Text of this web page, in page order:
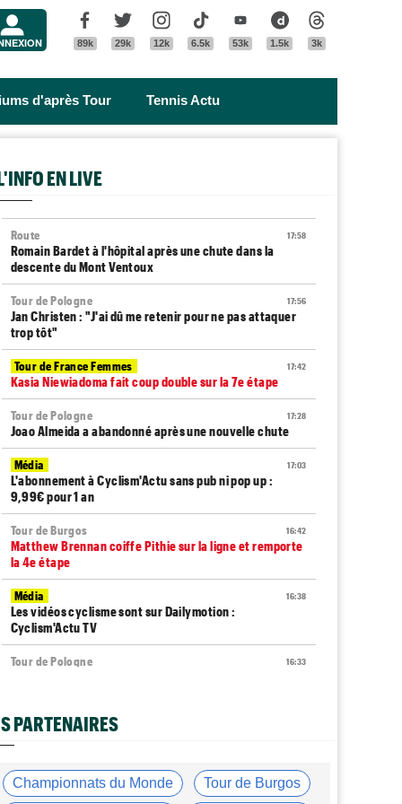
Facebook
89k
Twitter
29k
Instagram
12k
Tik Tok
6.5k
Youtube
53k
Dailymotion
1.5k 3k
d'après Tour Tennis Actu
EN LIVE
17:58
Route
Romain Bardet à l'hôpital après une chute dans la
descente du Mont Ventoux
17:56
Tour de Pologne
Jan Christen : "J'ai dû me retenir pour ne pas attaquer
trop tôt"
17:42
Tour de France Femmes
Kasia Niewiadoma fait coup double sur la 7e étape
17:28
Tour de Pologne
Joao Almeida a abandonné après une nouvelle chute
17:03
Média
L'abonnement à Cyclism'Actu sans pub ni pop up :
9,99€ pour 1 an
16:42
Tour de Burgos
Matthew Brennan coiffe Pithie sur la ligne et remporte
la 4e étape
16:38
Média
Les vidéos cyclisme sont sur Dailymotion :
Cyclism'Actu TV
16:33
Tour de Pologne
Tour de France Femmes
La startlist complète du Tour Femmes... déjà 16
16:05
Championnats du Monde
PARTENAIRES
Championnats du Monde Tour de Burgos